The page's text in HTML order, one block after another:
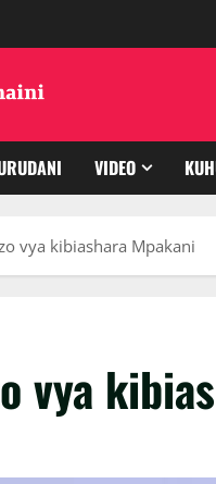
VIDEO
vya kibiashara Mpakani
vya